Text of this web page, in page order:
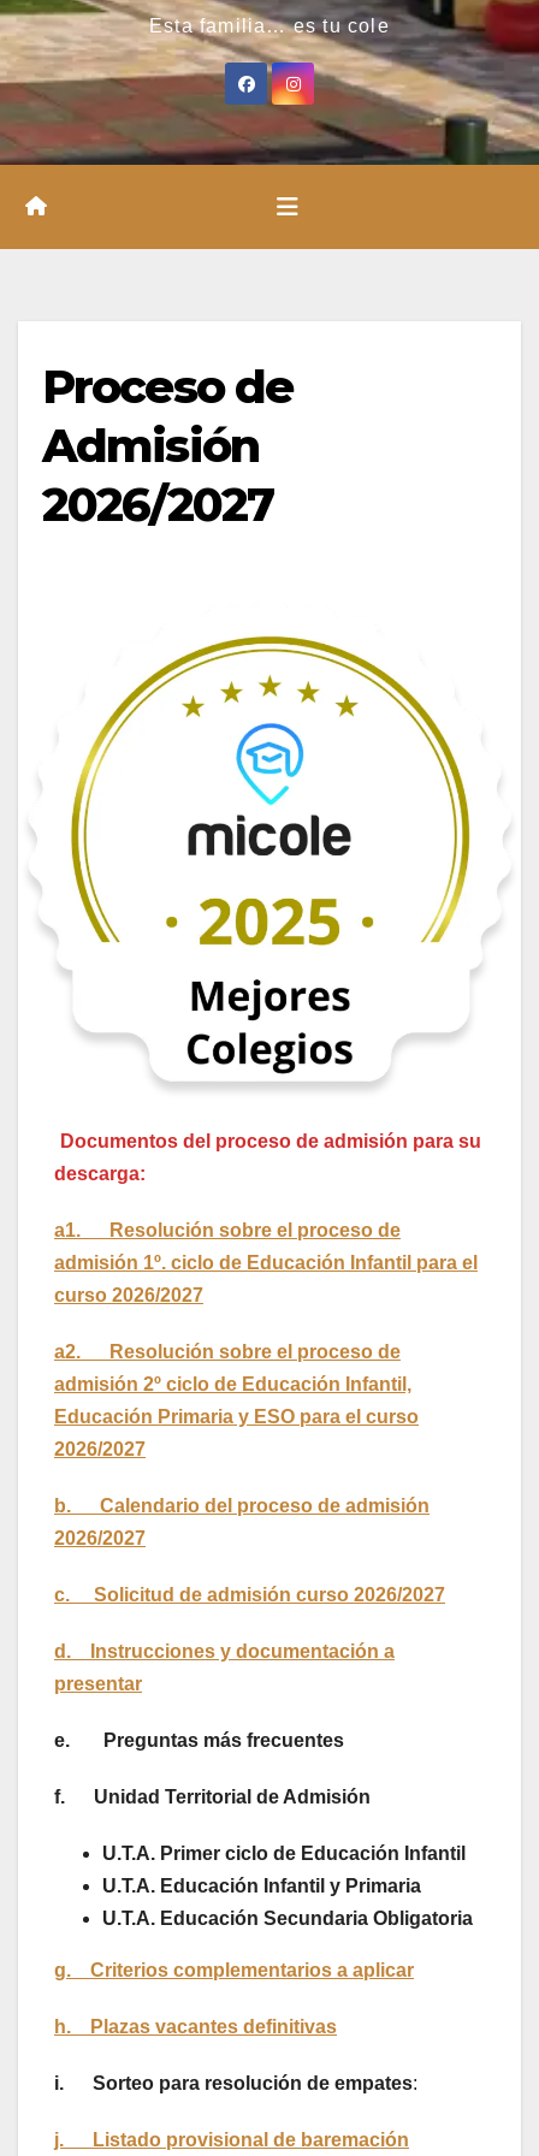
Esta familia… es tu cole
Proceso de
Admisión
2026/2027
Documentos del proceso de admisión para su
descarga:
a1. Resolución sobre el proceso de
admisión 1º. ciclo de Educación Infantil para el
curso 2026/2027
a2. Resolución sobre el proceso de
admisión 2º ciclo de Educación Infantil,
Educación Primaria y ESO para el curso
2026/2027
b. Calendario del proceso de admisión
2026/2027
c. Solicitud de admisión curso 2026/2027
d. Instrucciones y documentación a
presentar
e. Preguntas más frecuentes
f. Unidad Territorial de Admisión
U.T.A. Primer ciclo de Educación Infantil
U.T.A. Educación Infantil y Primaria
U.T.A. Educación Secundaria Obligatoria
g. Criterios complementarios a aplicar
h. Plazas vacantes definitivas
i. Sorteo para resolución de empates:
j. Listado provisional de baremación